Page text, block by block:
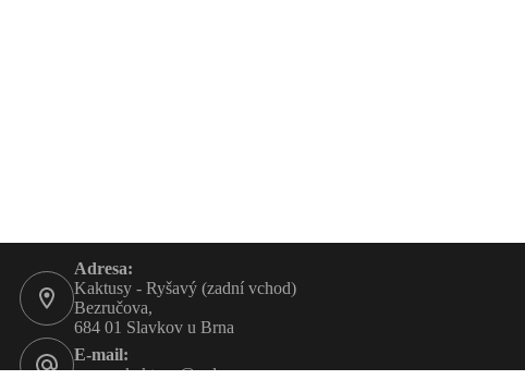
Adresa:
Kaktusy - Ryšavý (zadní vchod)
Bezručova,
684 01 Slavkov u Brna
E-mail:
rysavy-kaktusy@volny.cz